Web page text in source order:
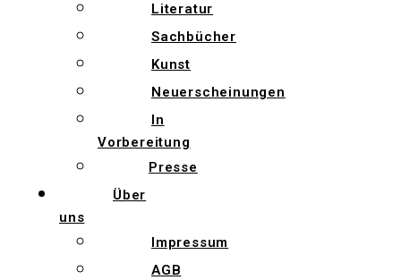
Literatur
Sachbücher
Kunst
Neuerscheinungen
In
Vorbereitung
Presse
Über
uns
Impressum
AGB